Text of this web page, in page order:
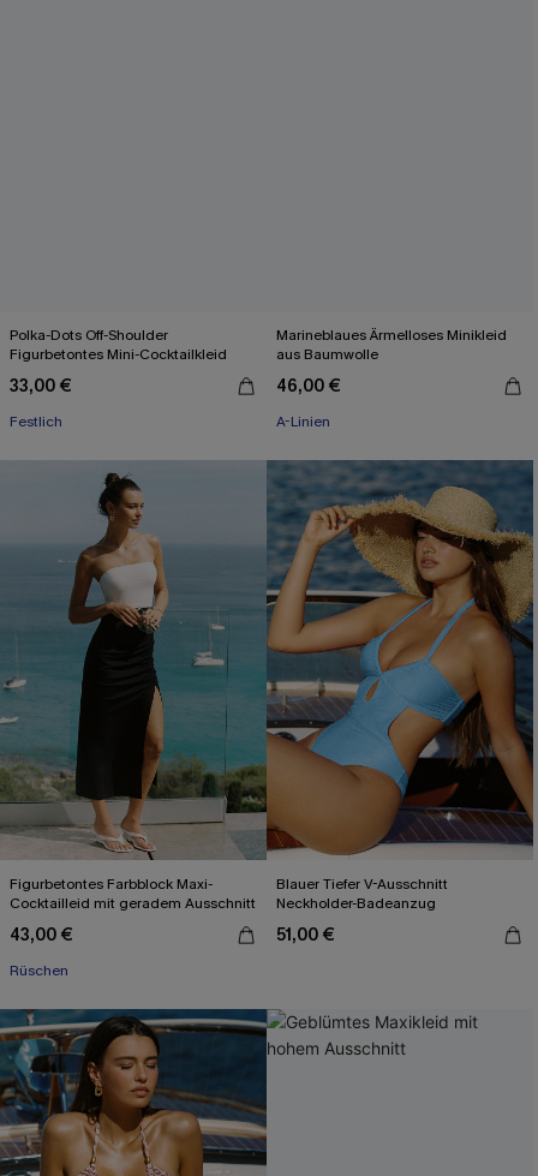
Polka-Dots Off-Shoulder
Figurbetontes Mini-Cocktailkleid
33,00 €
Festlich
Marineblaues Ärmelloses Minikleid
aus Baumwolle
46,00 €
A-Linien
Figurbetontes Farbblock Maxi-
Cocktailleid mit geradem Ausschnitt
43,00 €
Rüschen
Blauer Tiefer V-Ausschnitt
Neckholder-Badeanzug
51,00 €